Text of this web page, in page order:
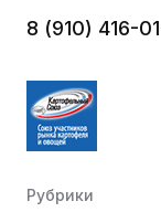
8 (910) 416-
Рубрики